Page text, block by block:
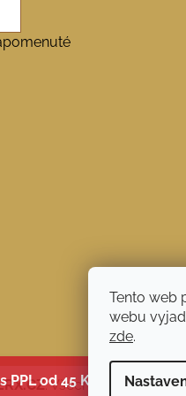
Tento web
webu
zde.
od 45 Kč. Při nákupu
. Všechna práva